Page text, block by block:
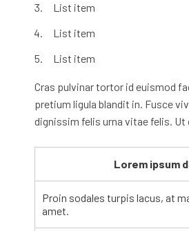
List item
List item
List item
Cras pulvinar tortor id euismod
pretium ligula blandit in. Fusce
dignissim felis urna vitae felis. Ut
Lorem ipsum
Proin sodales turpis lacus, at
amet.